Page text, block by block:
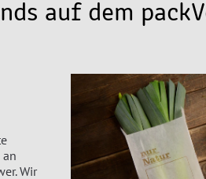
auf dem
Wir